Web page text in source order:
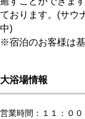
ております。(サウ
中)
※宿泊のお客様は
大浴場情報
営業時間：１１：０